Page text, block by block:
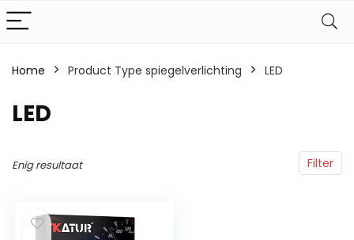
Home Product Type spiegelverlichting ‎LED
‎LED
Filter
Enig resultaat